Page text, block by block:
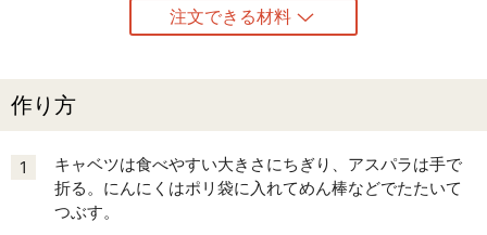
注文できる材料
作り方
1
キャベツは食べやすい大きさにちぎり、アスパラは手で
折る。にんにくはポリ袋に入れてめん棒などでたたいて
つぶす。